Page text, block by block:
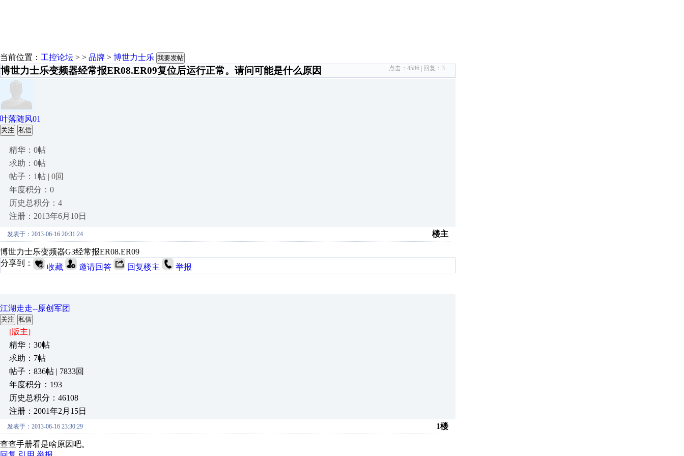
当前位置： 工控论坛 > > 品牌 > 博世力士乐 我要发帖
博世力士乐变频器经常报ER08.ER09复位后运行正常。请问可能是什么原因 点击： 4586 | 回复： 3
叶落随风01
关注 私信
精华：0帖
求助：0帖
帖子：1帖 | 0回
年度积分：0
历史总积分：4
注册：2013年6月10日
发表于：2013-06-16 20:31:24 楼主
博世力士乐变频器G3经常报ER08.ER09
分享到：
收藏 邀请回答 回复楼主 举报
江湖走走--原创军团
关注 私信
[版主]
精华：30帖
求助：7帖
帖子：836帖 | 7833回
年度积分：193
历史总积分：46108
注册：2001年2月15日
发表于：2013-06-16 23:30:29 1楼
查查手册看是啥原因吧。